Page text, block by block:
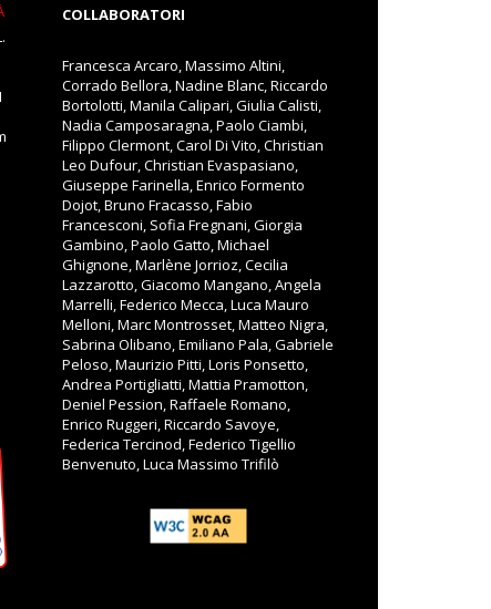
COLLABORATORI
Francesca Arcaro, Massimo Altini,
Corrado Bellora, Nadine Blanc, Riccardo
Bortolotti, Manila Calipari, Giulia Calisti,
Nadia Camposaragna, Paolo Ciambi,
Filippo Clermont, Carol Di Vito, Christian
Leo Dufour, Christian Evaspasiano,
Giuseppe Farinella, Enrico Formento
Dojot, Bruno Fracasso, Fabio
Francesconi, Sofia Fregnani, Giorgia
Gambino, Paolo Gatto, Michael
Ghignone, Marlène Jorrioz, Cecilia
Lazzarotto, Giacomo Mangano, Angela
Marrelli, Federico Mecca, Luca Mauro
Melloni, Marc Montrosset, Matteo Nigra,
Sabrina Olibano, Emiliano Pala, Gabriele
Peloso, Maurizio Pitti, Loris Ponsetto,
Andrea Portigliatti, Mattia Pramotton,
Deniel Pession, Raffaele Romano,
Enrico Ruggeri, Riccardo Savoye,
Federica Tercinod, Federico Tigellio
Benvenuto, Luca Massimo Trifilò